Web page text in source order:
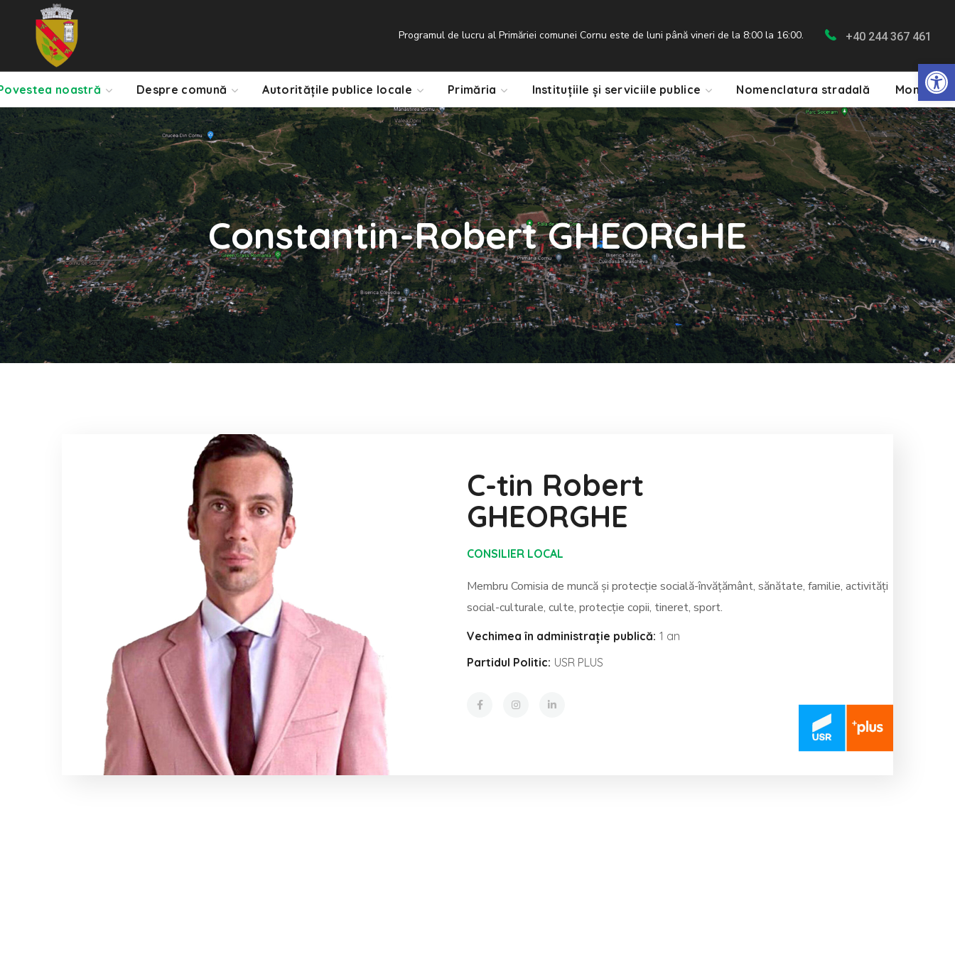
Programul de lucru al Primăriei comunei Cornu este de luni până vineri de la 8:00 la 16:00. +40 244 367 461
noastră Despre comună Autoritățile publice locale Primăria Instituțiile și serviciile publice Nomenclatura stradală Monitorul
Constantin-Robert GHEORGHE
C-tin Robert
GHEORGHE
CONSILIER LOCAL
Membru Comisia de muncă și protecție socială-învățământ, sănătate, familie, activități
social-culturale, culte, protecție copii, tineret, sport.
Vechimea în administrație publică: 1 an
Partidul Politic: USR PLUS